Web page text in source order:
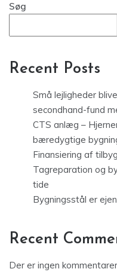
Søg
Recent Posts
Små lejligheder
secondhand-fund
CTS anlæg –
bæredygtige
Finansiering af
Tagreparation og
tide
Bygningsstål er
Recent
Der er ingen